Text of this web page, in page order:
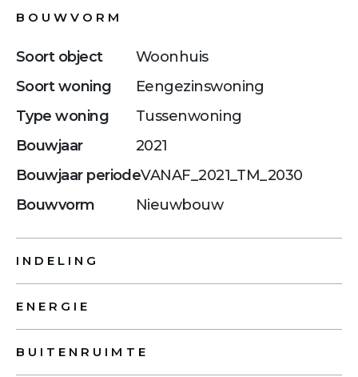
BOUWVORM
Soort object
Woonhuis
Soort woning
Eengezinswoning
Type woning
Tussenwoning
Bouwjaar
2021
Bouwjaar periodeVANAF_2021_TM_2030
Bouwvorm
Nieuwbouw
INDELING
ENERGIE
BUITENRUIMTE